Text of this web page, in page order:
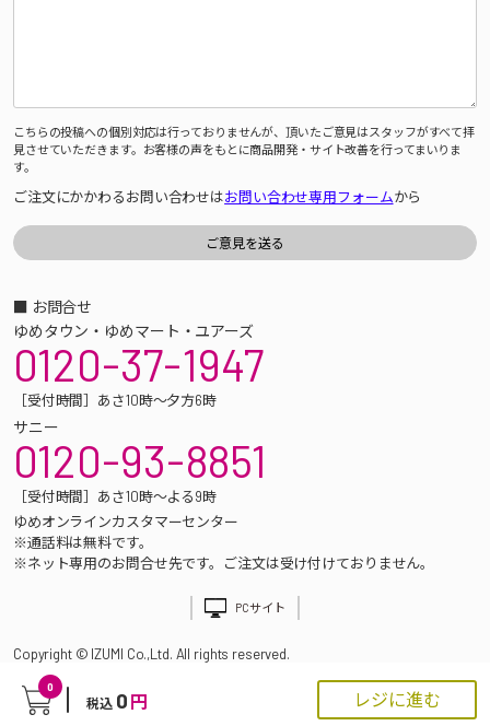
0
税込 0 円 レジに進む
こちらの投稿への個別対応は行っておりませんが、頂いたご意見はスタッフがすべて拝
見させていただきます。お客様の声をもとに商品開発・サイト改善を行ってまいりま
す。
ご注文にかかわるお問い合わせはお問い合わせ専用フォームから
■ お問合せ
ゆめタウン・ゆめマート・ユアーズ
0120-37-1947
［受付時間］あさ10時～夕方6時
サニー
0120-93-8851
［受付時間］あさ10時～よる9時
ゆめオンラインカスタマーセンター
※通話料は無料です。
※ネット専用のお問合せ先です。ご注文は受け付けておりません。
PCサイト
Copyright © IZUMI Co.,Ltd. All rights reserved.